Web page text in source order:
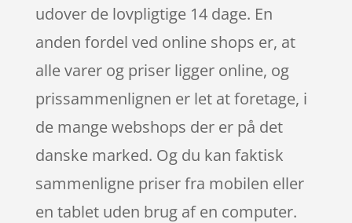
udover de lovpligtige 14 dage. En
anden fordel ved online shops er, at
alle varer og priser ligger online, og
prissammenlignen er let at foretage, i
de mange webshops der er på det
danske marked. Og du kan faktisk
sammenligne priser fra mobilen eller
en tablet uden brug af en computer.